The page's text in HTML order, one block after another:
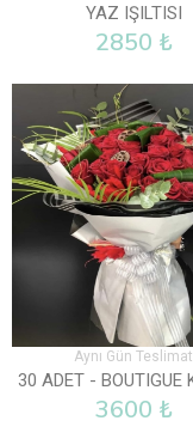
YAZ IŞILTISI
2850 ₺
Aynı Gün Teslimat
3600 ₺